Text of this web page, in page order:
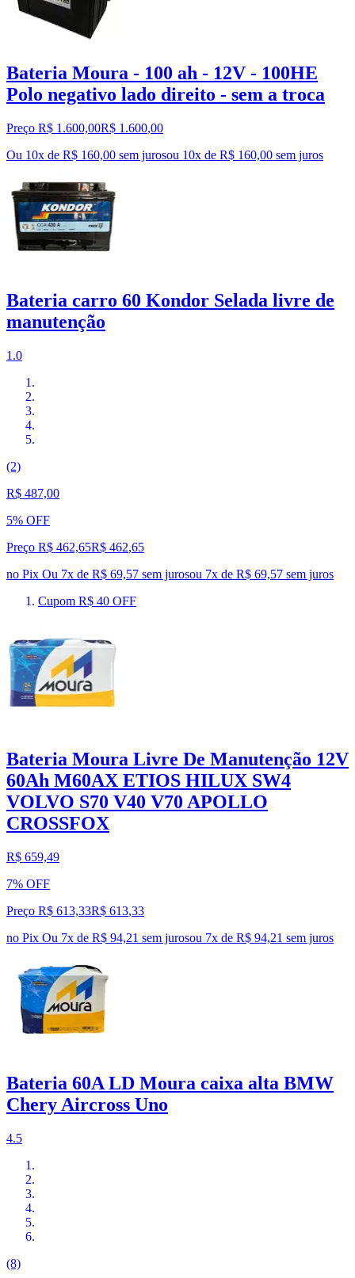
Bateria Moura - 100 ah - 12V - 100HE
Polo negativo lado direito - sem a troca
Preço R$ 1.600,00R$ 1.600,00
Ou 10x de R$ 160,00 sem jurosou 10x de R$ 160,00 sem juros
Bateria carro 60 Kondor Selada livre de
manutenção
1.0
(2)
R$ 487,00
5% OFF
Preço R$ 462,65R$ 462,65
no Pix Ou 7x de R$ 69,57 sem jurosou 7x de R$ 69,57 sem juros
Cupom R$ 40 OFF
Bateria Moura Livre De Manutenção 12V
60Ah M60AX ETIOS HILUX SW4
VOLVO S70 V40 V70 APOLLO
CROSSFOX
R$ 659,49
7% OFF
Preço R$ 613,33R$ 613,33
no Pix Ou 7x de R$ 94,21 sem jurosou 7x de R$ 94,21 sem juros
Bateria 60A LD Moura caixa alta BMW
Chery Aircross Uno
4.5
(8)